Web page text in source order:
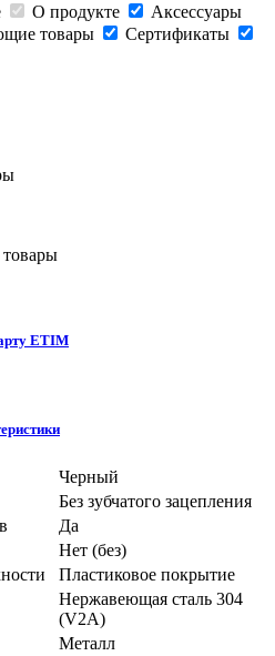
О продукте
Аксессуары
товары
Сертификаты
ETIM
Черный
Без зубчатого зацепления
Да
Нет (без)
Пластиковое покрытие
Нержавеющая сталь 304
(V2A)
Металл